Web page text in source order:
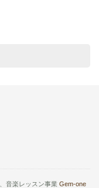
、音楽レッスン事業 Gem-one